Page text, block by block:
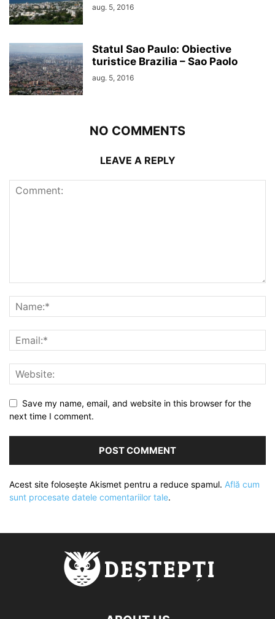
aug. 5, 2016
Statul Sao Paulo: Obiective
turistice Brazilia – Sao Paolo
aug. 5, 2016
NO COMMENTS
LEAVE A REPLY
Save my name, email, and website in this browser for the
next time I comment.
Acest site folosește Akismet pentru a reduce spamul. Află cum
sunt procesate datele comentariilor tale.